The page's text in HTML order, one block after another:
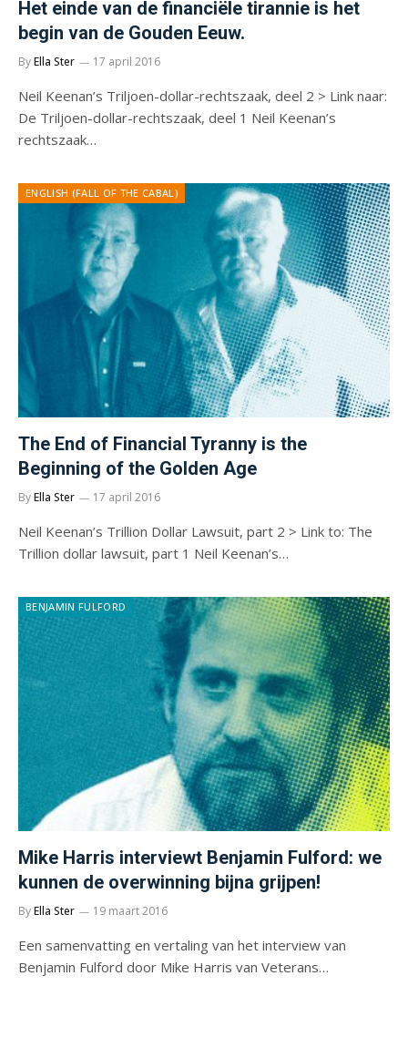
Het einde van de financiële tirannie is het
begin van de Gouden Eeuw.
ByElla Ster 17 april 2016
Neil Keenan’s Triljoen-dollar-rechtszaak, deel 2 > Link naar:
De Triljoen-dollar-rechtszaak, deel 1 Neil Keenan’s
rechtszaak…
ENGLISH (FALL OF THE CABAL)
The End of Financial Tyranny is the
Beginning of the Golden Age
ByElla Ster 17 april 2016
Neil Keenan’s Trillion Dollar Lawsuit, part 2 > Link to: The
Trillion dollar lawsuit, part 1 Neil Keenan’s…
BENJAMIN FULFORD
Mike Harris interviewt Benjamin Fulford: we
kunnen de overwinning bijna grijpen!
ByElla Ster 19 maart 2016
Een samenvatting en vertaling van het interview van
Benjamin Fulford door Mike Harris van Veterans…